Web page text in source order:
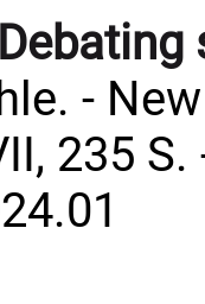
-
235